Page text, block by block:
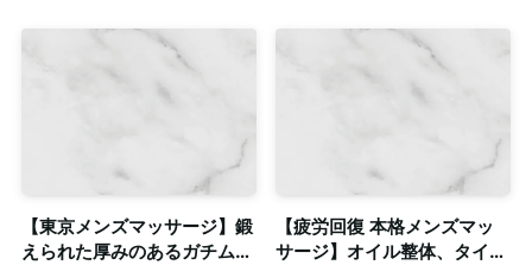
東京に個室完備
技を堪能下さい。
【東京メンズマッサージ】鍛
えられた厚みのあるガチムチ
【疲労回復 本格メンズマッ
サージ】オイル整体、タイ古